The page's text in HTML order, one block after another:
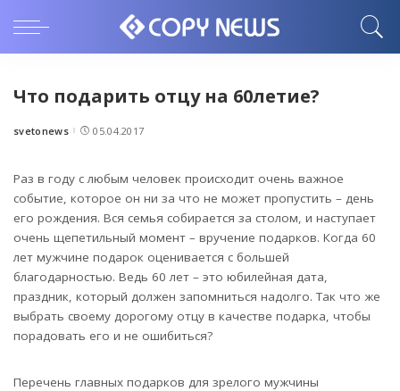
Что подарить отцу на 60летие?
Posted
svetonews 05.04.2017
Раз в году с любым человек происходит очень важное
событие, которое он ни за что не может пропустить – день
его рождения. Вся семья собирается за столом, и наступает
очень щепетильный момент – вручение подарков. Когда 60
лет мужчине подарок оценивается с большей
благодарностью. Ведь 60 лет – это юбилейная дата,
праздник, который должен запомниться надолго. Так что же
выбрать своему дорогому отцу в качестве подарка, чтобы
порадовать его и не ошибиться?
Перечень главных подарков для зрелого мужчины